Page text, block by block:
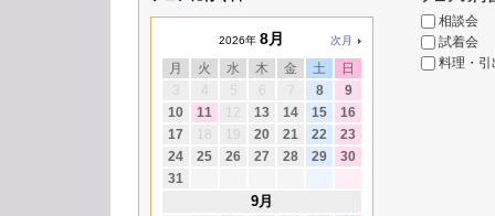
次月
2026年 8月
月 火 水 木 金 土
日
3
5 6 7 8
9
10
11 12 13 14 15
16
17
18 19 20 21 22
23
24
25 26 27 28 29
30
31
9月
相談会
試着会
料理・引